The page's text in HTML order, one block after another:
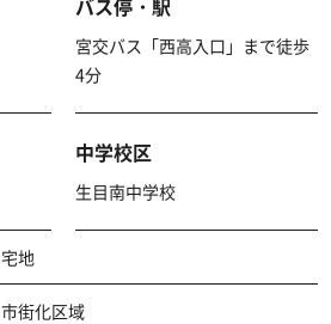
宮交バス「西高入口」まで徒歩
4分
中学校区
生目南中学校
宅地
市街化区域